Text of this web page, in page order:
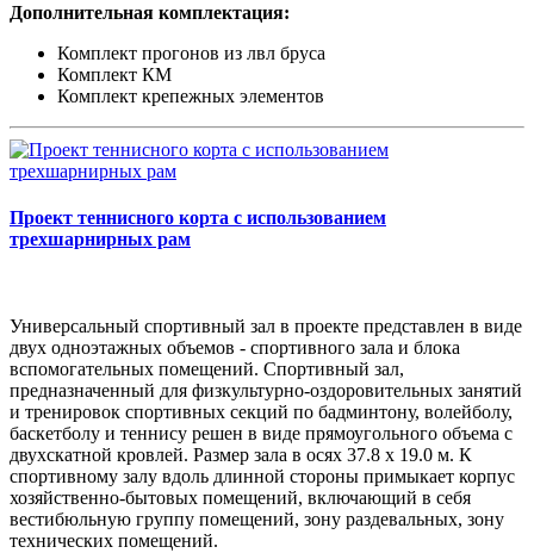
Дополнительная комплектация:
Комплект прогонов из лвл бруса
Комплект КМ
Комплект крепежных элементов
Проект теннисного корта с использованием
трехшарнирных рам
Универсальный спортивный зал в проекте представлен в виде
двух одноэтажных объемов - спортивного зала и блока
вспомогательных помещений. Спортивный зал,
предназначенный для физкультурно-оздоровительных занятий
и тренировок спортивных секций по бадминтону, волейболу,
баскетболу и теннису решен в виде прямоугольного объема с
двухскатной кровлей. Размер зала в осях 37.8 х 19.0 м. К
спортивному залу вдоль длинной стороны примыкает корпус
хозяйственно-бытовых помещений, включающий в себя
вестибюльную группу помещений, зону раздевальных, зону
технических помещений.